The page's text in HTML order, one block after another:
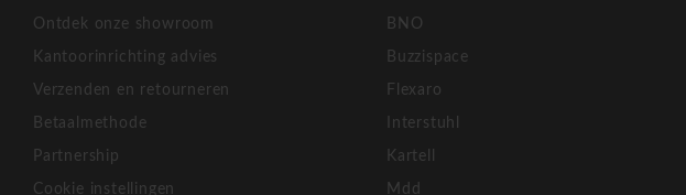
Ontdek onze showroom
Kantoorinrichting advies
Verzenden en retourneren
Betaalmethode
Partnership
Cookie instellingen
BNO
Buzzispace
Flexaro
Interstuhl
Kartell
Mdd